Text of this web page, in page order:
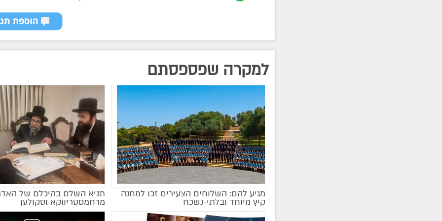
למקרה שפספסתם
מגיע להם: השלוחים הצעירים זכו למחנה
קיץ מיוחד ובלתי-נשכח
תניא השלם בהיכלם של
מרחמסטריווקא וסקולען